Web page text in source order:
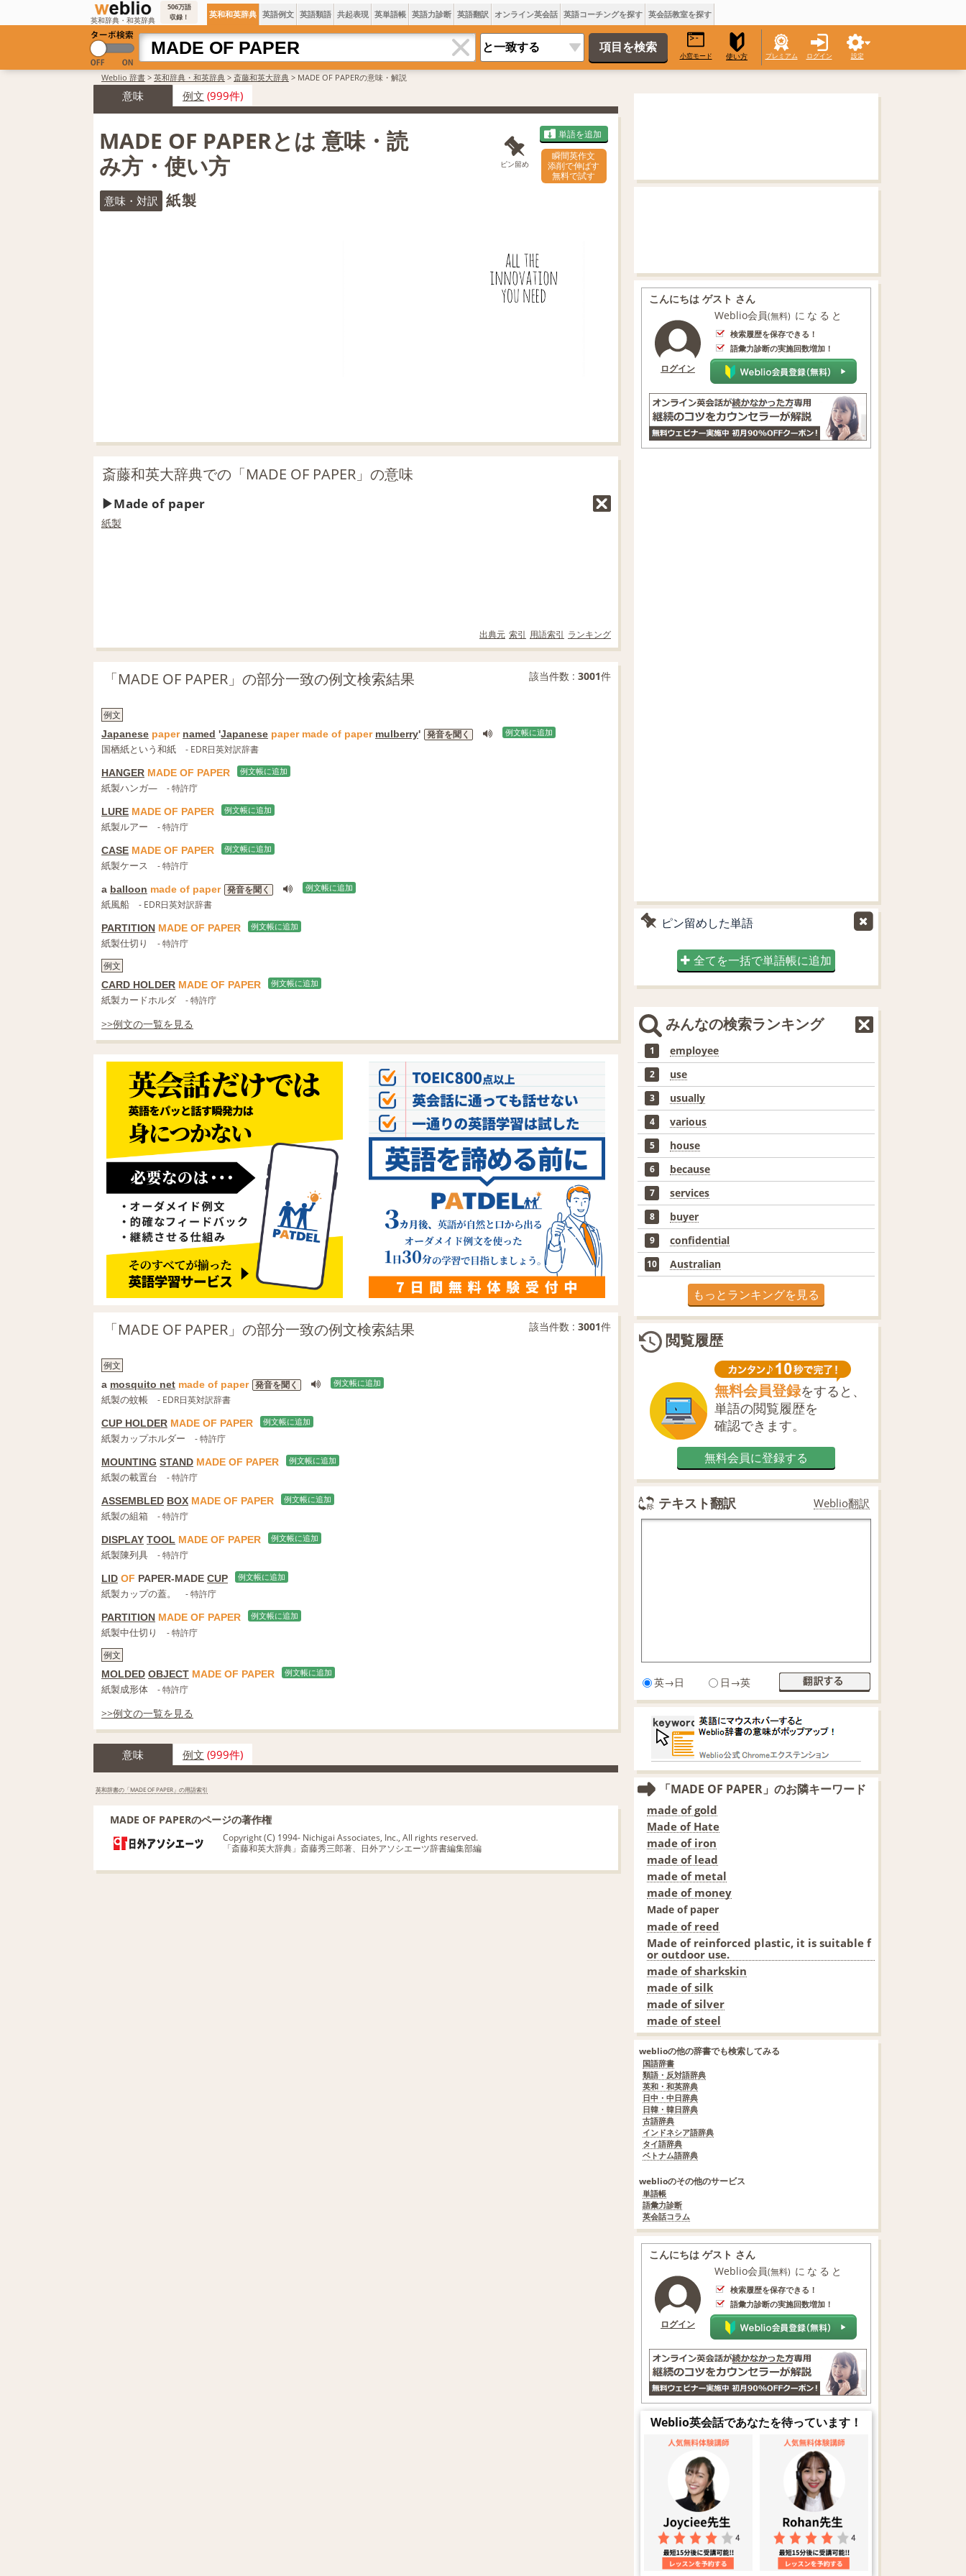
英和辞典・和英辞典
506万語
収録！
英和和英辞典 英語例文 英語類語 共起表現 英単語帳 英語力診断 英語翻訳 オンライン英会話 英語コーチングを探す 英会話教室を探す
小窓モード 使い方 プレミアム ログイン 設定
Weblio 辞書 > 英和辞典・和英辞典 > 斎藤和英大辞典 > MADE OF PAPERの意味・解説
意味 例文 (999件)
MADE OF PAPERとは 意味・読
み方・使い方
ピン留め
単語を追加
瞬間英作文
添削で伸ばす
無料で試す
意味・対訳 紙製
斎藤和英大辞典での「MADE OF PAPER」の意味
Made of paper
紙製
出典元 索引 用語索引 ランキング
「MADE OF PAPER」の部分一致の例文検索結果 該当件数 : 3001件
例文
Japanese paper named 'Japanese paper made of paper mulberry' 発音を聞く 例文帳に追加
国栖紙という和紙 - EDR日英対訳辞書
HANGER MADE OF PAPER 例文帳に追加
紙製ハンガ— - 特許庁
LURE MADE OF PAPER 例文帳に追加
紙製ルアー - 特許庁
CASE MADE OF PAPER 例文帳に追加
紙製ケース - 特許庁
a balloon made of paper 発音を聞く 例文帳に追加
紙風船 - EDR日英対訳辞書
PARTITION MADE OF PAPER 例文帳に追加
紙製仕切り
- 特許庁
例文
CARD HOLDER MADE OF PAPER 例文帳に追加
紙製カードホルダ - 特許庁
>>例文の一覧を見る
「MADE OF PAPER」の部分一致の例文検索結果 該当件数 : 3001件
例文
a mosquito net made of paper 発音を聞く 例文帳に追加
紙製の蚊帳 - EDR日英対訳辞書
CUP HOLDER MADE OF PAPER 例文帳に追加
紙製カップホルダー - 特許庁
MOUNTING STAND MADE OF PAPER 例文帳に追加
紙製の載置台 - 特許庁
ASSEMBLED BOX MADE OF PAPER 例文帳に追加
紙製の組箱 - 特許庁
DISPLAY TOOL MADE OF PAPER 例文帳に追加
紙製陳列具 - 特許庁
LID OF PAPER-MADE CUP 例文帳に追加
紙製カップの蓋。 - 特許庁
PARTITION MADE OF PAPER 例文帳に追加
紙製中仕切り
- 特許庁
例文
MOLDED OBJECT MADE OF PAPER 例文帳に追加
紙製成形体 - 特許庁
>>例文の一覧を見る
意味 例文 (999件)
英和辞書の「MADE OF PAPER」の用語索引
MADE OF PAPERのページの著作権
Copyright (C) 1994- Nichigai Associates, Inc., All rights reserved.
「斎藤和英大辞典」斎藤秀三郎著、日外アソシエーツ辞書編集部編
こんにちは ゲスト さん
ログイン
Weblio会員(無料) になると
検索履歴を保存できる！
語彙力診断の実施回数増加！
ピン留めした単語
全てを一括で単語帳に追加
みんなの検索ランキング
1 employee
2 use
3 usually
4 various
5 house
6 because
7 services
8 buyer
9 confidential
10 Australian
もっとランキングを見る
閲覧履歴
無料会員登録をすると、
単語の閲覧履歴を
確認できます。
無料会員に登録する
テキスト翻訳 Weblio翻訳
英→日 日→英
「MADE OF PAPER」のお隣キーワード
made of gold
Made of Hate
made of iron
made of lead
made of metal
made of money
Made of paper
made of reed
Made of reinforced plastic, it is suitable f
or outdoor use.
made of sharkskin
made of silk
made of silver
made of steel
weblioの他の辞書でも検索してみる
国語辞書
類語・反対語辞典
英和・和英辞典
日中・中日辞典
日韓・韓日辞典
古語辞典
インドネシア語辞典
タイ語辞典
ベトナム語辞典
weblioのその他のサービス
単語帳
語彙力診断
英会話コラム
こんにちは ゲスト さん
ログイン
Weblio会員(無料) になると
検索履歴を保存できる！
語彙力診断の実施回数増加！
Weblio英会話であなたを待っています！